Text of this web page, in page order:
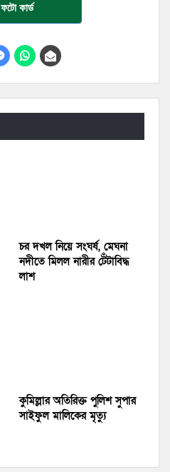
ফটো কার্ড
চর দখল নিয়ে সংঘর্ষ, মেঘনা
নদীতে মিলল নারীর টেঁটাবিদ্ধ
লাশ
কুমিল্লার অতিরিক্ত পুলিশ সুপার
সাইফুল মালিকের মৃত্যু